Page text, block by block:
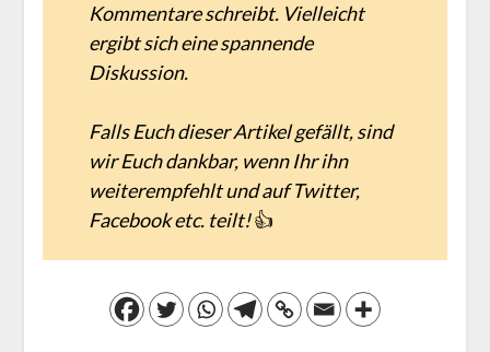
Kommentare schreibt. Vielleicht
ergibt sich eine spannende
Diskussion.
Falls Euch dieser Artikel gefällt, sind
wir Euch dankbar, wenn Ihr ihn
weiterempfehlt und auf Twitter,
Facebook etc. teilt!👍